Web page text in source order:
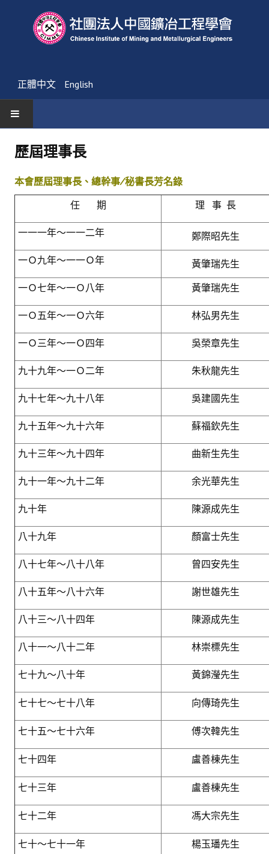
正體中文 English
首頁
活動通告
友會消息
學會簡介
理事長的話
學會會址沿革
學會組織與架構
架構圖
理監事會
現任學會職員錄
重要章則
盧善棟獎學金評選辦法
鑛冶期刊徵稿
鑛冶論文獎初選作業細則
鑛冶論文獎複審作業細則
獎章委員會簡則
傑出服務貢獻獎設置辦法
場地租借管理辦法
追憶盧善棟前理事長
學會獎項
盧善棟獎學金
盧善棟獎學金得獎人
歷屆理事長
本會歷屆理事長、總幹事∕秘書長芳名錄
任 期
理 事 長
一一一年～一一二年
鄭際昭先生
一Ｏ九年～一一Ｏ年
黃肇瑞先生
一Ｏ七年～一Ｏ八年
黃肇瑞先生
一Ｏ五年～一Ｏ六年 林弘男先生
一Ｏ三年～一Ｏ四年 吳榮章先生
九十九年～一Ｏ二年 朱秋龍先生
九十七年～九十八年 吳建國先生
九十五年～九十六年 蘇福欽先生
九十三年～九十四年 曲新生先生
九十一年～九十二年 余光華先生
九十年 陳源成先生
八十九年 顏富士先生
八十七年～八十八年 曾四安先生
八十五年～八十六年 謝世雄先生
八十三～八十四年 陳源成先生
八十一～八十二年 林崇標先生
七十九～八十年 黃錦瀅先生
七十七～七十八年 向傳琦先生
七十五～七十六年 傅次韓先生
七十四年 盧善棟先生
七十三年 盧善棟先生
七十二年 馮大宗先生
七十～七十一年 楊玉璠先生